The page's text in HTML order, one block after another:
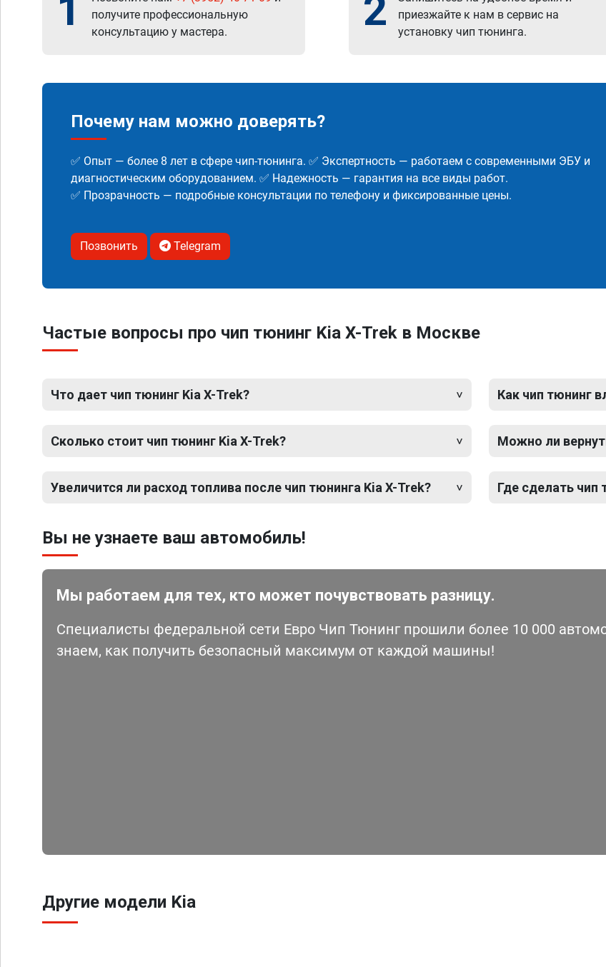
1
получите профессиональную
консультацию у мастера.
2
приезжайте к нам в сервис на
установку чип тюнинга.
Почему нам можно доверять?
✅ Опыт — более 8 лет в сфере чип-тюнинга. ✅ Экспертность — работаем с современными ЭБУ и
диагностическим оборудованием. ✅ Надежность — гарантия на все виды работ.
✅ Прозрачность — подробные консультации по телефону и фиксированные цены.
Позвонить Telegram
Частые вопросы про чип тюнинг Kia X-Trek в Москве
Что дает чип тюнинг Kia X-Trek?
Сколько стоит чип тюнинг Kia X-Trek?
Увеличится ли расход топлива после чип тюнинга Kia X-Trek?
Как чип тюнинг
Можно ли
Где сделать чип
Вы не узнаете ваш автомобиль!
Мы работаем для тех, кто может почувствовать разницу.
Специалисты федеральной сети Евро Чип Тюнинг прошили более 10 000
знаем, как получить безопасный максимум от каждой машины!
Другие модели Kia